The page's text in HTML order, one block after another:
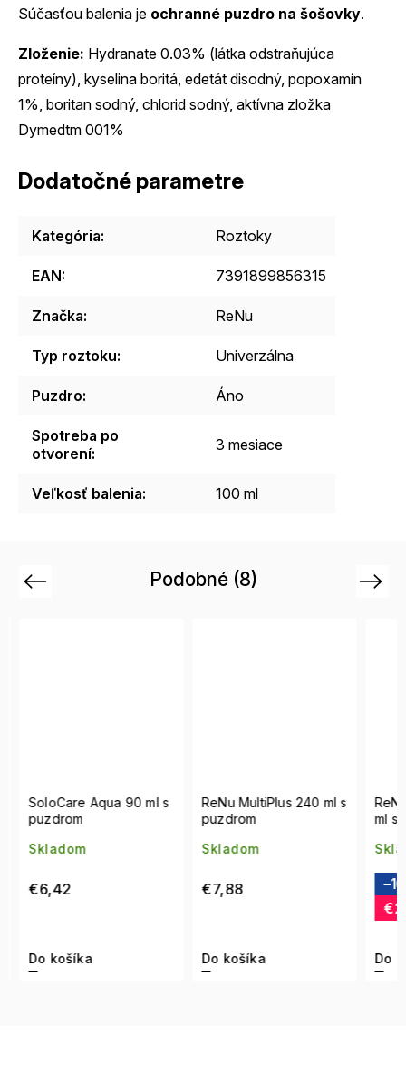
Súčasťou balenia je ochranné puzdro na šošovky.
Zloženie: Hydranate 0.03% (látka odstraňujúca
proteíny), kyselina boritá, edetát disodný, popoxamín
1%, boritan sodný, chlorid sodný, aktívna zložka
Dymedtm 001%
Dodatočné parametre
Kategória: Roztoky
EAN: 7391899856315
Značka: ReNu
Typ roztoku: Univerzálna
Puzdro: Áno
Spotreba po
otvorení: 3 mesiace
Veľkosť balenia: 100 ml
Podobné (8)
Previous
SoloCare Aqua 90 ml s
puzdrom
Skladom
€6,42
Do košíka
ReNu MultiPlus 240 ml s
puzdrom
Skladom
€7,88
Do košíka
ml s
–16
Do
Next